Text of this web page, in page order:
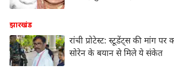
झारखंड
रांची प्रोटेस्ट: स्टूडेंट्स की मांग
सोरेन के बयान से मिले ये संकेत